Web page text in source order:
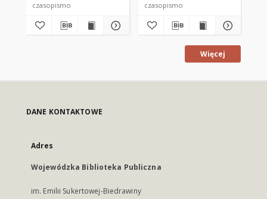
czasopismo czasopismo
Więcej
DANE KONTAKTOWE
Adres
Wojewódzka Biblioteka Publiczna
im. Emilii Sukertowej-Biedrawiny